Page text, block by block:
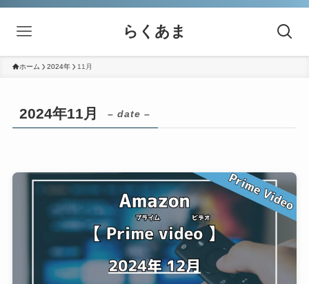
らくあま
ホーム 2024年 11月
2024年11月 – date –